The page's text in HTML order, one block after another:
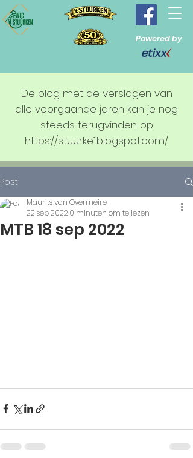
Powered by
De blog met de verslagen van
alle voorgaande jaren kan je nog
steeds terugvinden op
https://stuurke1.blogspot.com/
Post
MTB 18 sep 2022
Maurits van Overmeire
22 sep 2022 0 minuten om te lezen